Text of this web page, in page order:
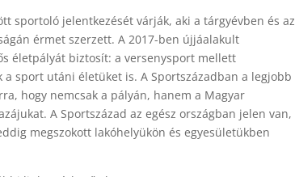
sportoló jelentkezését várják, aki a tárgyévben és az
érmet szerzett. A 2017-ben újjáalakult
életpályát biztosít: a versenysport mellett
sport utáni életüket is. A Sportszázadban a legjobb
hogy nemcsak a pályán, hanem a Magyar
A Sportszázad az egész országban jelen van,
megszokott lakóhelyükön és egyesületükben